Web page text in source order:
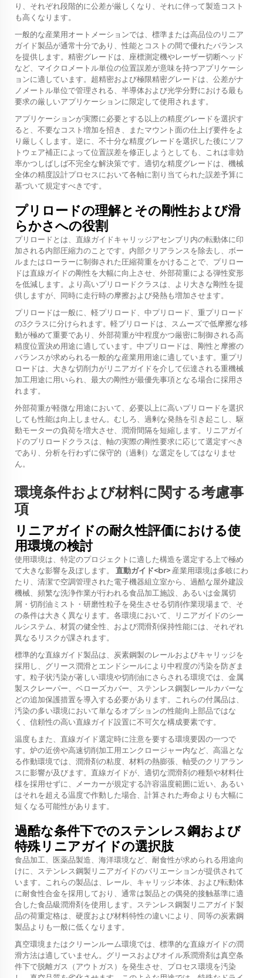
り、それぞれ段階的に公差が厳しくなり、それに伴って製造コスト
も高くなります。
一般的な産業用オートメーションでは、標準または高品位のリニア
ガイド製品が通常十分であり、性能とコストの間で優れたバランス
を提供します。精密グレードは、座標測定機やレーザー切断ヘッド
など、マイクロメートル単位の位置誤差が意味を持つアプリケーシ
ョンに適しています。超精密および極限精密グレードは、公差がナ
ノメートル単位で管理される、半導体および光学分野における最も
要求の厳しいアプリケーションに限定して使用されます。
アプリケーションが実際に必要とする以上の精度グレードを選択す
ると、不要なコスト増加を招き、またマウント面の仕上げ要件をよ
り厳しくします。逆に、不十分な精度グレードを選択した後にソフ
トウェア補正によって位置誤差を修正しようとしても、これは非効
率かつしばしば不完全な解決策です。適切な精度グレードは、機械
全体の精度設計プロセスにおいて各軸に割り当てられた誤差予算に
基づいて規定すべきです。
プリロードの理解とその剛性および滑
らかさへの役割
プリロードとは、直線ガイドキャリッジアセンブリ内の転動体に印
加される内部圧縮力のことです。内部クリアランスを除去し、ボー
ルまたはローラーに制御された圧縮荷重をかけることで、プリロー
ドは直線ガイドの剛性を大幅に向上させ、外部荷重による弾性変形
を低減します。より高いプリロードクラスは、より大きな剛性を提
供しますが、同時に走行時の摩擦および発熱も増加させます。
プリロードは一般に、軽プリロード、中プリロード、重プリロード
の3クラスに分けられます。軽プリロードは、スムーズで低摩擦な移
動が極めて重要であり、外部荷重が中程度かつ厳密に制御される高
精度位置決め用途に適しています。中プリロードは、剛性と摩擦の
バランスが求められる一般的な産業用用途に適しています。重プリ
ロードは、大きな切削力がリニアガイドを介して伝達される重機械
加工用途に用いられ、最大の剛性が最優先事項となる場合に採用さ
れます。
外部荷重が軽微な用途において、必要以上に高いプリロードを選択
しても性能は向上しません。むしろ、過剰な発熱を引き起こし、駆
動モーターの負荷を増大させ、潤滑間隔を短縮します。リニアガイ
ドのプリロードクラスは、軸の実際の剛性要求に応じて選定すべき
であり、分析を行わずに保守的（過剰）な選定をしてはなりませ
ん。
環境条件および材料に関する考慮事
項
リニアガイドの耐久性評価における使
用環境の検討
使用環境は、特定のプロジェクトに適した構造を選定する上で極め
て大きな影響を及ぼします。 直動ガイド<br> 産業用環境は多岐にわ
たり、清潔で空調管理された電子機器組立室から、過酷な屋外建設
機械、頻繁な洗浄作業が行われる食品加工施設、あるいは金属切
屑・切削油ミスト・研磨性粒子を発生させる切削作業現場まで、そ
の条件は大きく異なります。各環境において、リニアガイドのシー
ルシステム、材質の健全性、および潤滑剤保持性能には、それぞれ
異なるリスクが課されます。
標準的な直線ガイド製品は、炭素鋼製のレールおよびキャリッジを
採用し、グリース潤滑とエンドシールにより中程度の汚染を防ぎま
す。粒子状汚染が著しい環境や切削油にさらされる環境では、金属
製スクレーパー、ベローズカバー、ステンレス鋼製レールカバーな
どの追加保護措置を導入する必要があります。これらの付属品は、
汚染の多い環境において単なるオプションの性能向上部品ではな
く、信頼性の高い直線ガイド設置に不可欠な構成要素です。
温度もまた、直線ガイド選定時に注意を要する環境要因の一つで
す。炉の近傍や高速切削加工用エンクロージャー内など、高温とな
る作動環境では、潤滑剤の粘度、材料の熱膨張、軸受のクリアラン
スに影響が及びます。直線ガイドが、適切な潤滑剤の種類や材料仕
様を採用せずに、メーカーが規定する許容温度範囲に近い、あるい
はそれを超える温度で作動した場合、計算された寿命よりも大幅に
短くなる可能性があります。
過酷な条件下でのステンレス鋼および
特殊リニアガイドの選択肢
食品加工、医薬品製造、海洋環境など、耐食性が求められる用途向
けに、ステンレス鋼製リニアガイドのバリエーションが提供されて
います。これらの製品は、レール、キャリッジ本体、および転動体
に耐食性合金を採用しており、通常は製品との偶発的接触基準に適
合した食品級潤滑剤を使用します。ステンレス鋼製リニアガイド製
品の荷重定格は、硬度および材料特性の違いにより、同等の炭素鋼
製品よりも一般に低くなります。
真空環境またはクリーンルーム環境では、標準的な直線ガイドの潤
滑方法は適していません。グリースおよびオイル系潤滑剤は真空条
件下で脱離ガス（アウトガス）を発生させ、プロセス環境を汚染